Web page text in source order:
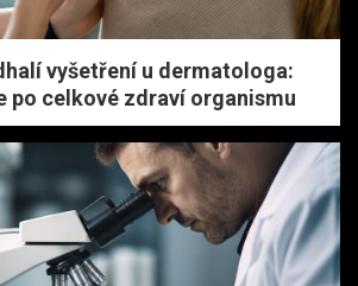
vyšetření u dermatologa:
po celkové zdraví organismu